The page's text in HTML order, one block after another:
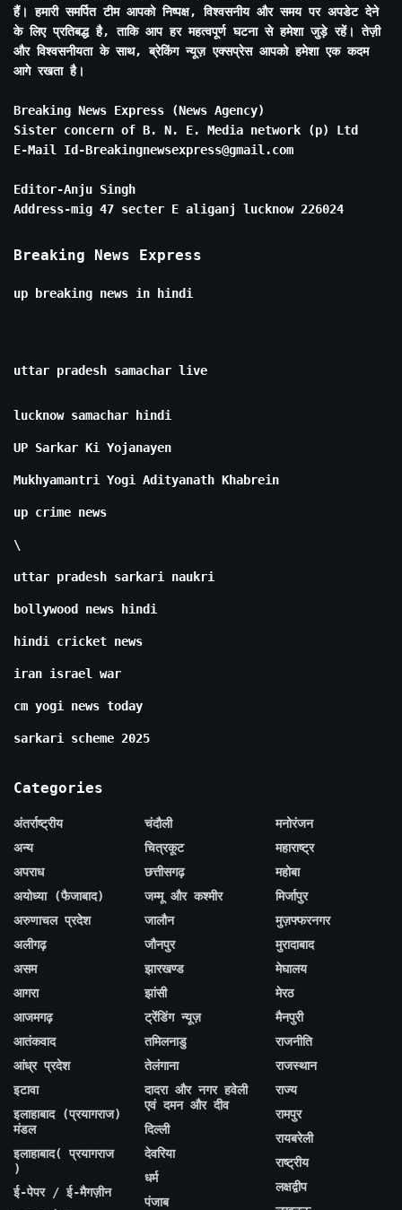
हैं। हमारी समर्पित टीम आपको निष्पक्ष, विश्वसनीय और समय पर अपडेट देने
के लिए प्रतिबद्ध है, ताकि आप हर महत्वपूर्ण घटना से हमेशा जुड़े रहें। तेज़ी
और विश्वसनीयता के साथ, ब्रेकिंग न्यूज़ एक्सप्रेस आपको हमेशा एक कदम
आगे रखता है।
Breaking News Express (News Agency)
Sister concern of B. N. E. Media network (p) Ltd
E-Mail Id-Breakingnewsexpress@gmail.com
Editor-Anju Singh
Address-mig 47 secter E aliganj lucknow 226024
Breaking News Express
up breaking news in hindi
uttar pradesh samachar live
lucknow samachar hindi
UP Sarkar Ki Yojanayen
Mukhyamantri Yogi Adityanath Khabrein
up crime news
\
uttar pradesh sarkari naukri
bollywood news hindi
hindi cricket news
iran israel war
cm yogi news today
sarkari scheme 2025
Categories
अंतर्राष्ट्रीय
अन्य
अपराध
अयोध्या (फैजाबाद)
अरुणाचल प्रदेश
अलीगढ़
असम
आगरा
आजमगढ़
आतंकवाद
आंध्र प्रदेश
इटावा
इलाहाबाद (प्रयागराज)
मंडल
इलाहाबाद( प्रयागराज
)
ई-पेपर / ई-मैगज़ीन
चंदौली
चित्रकूट
छत्तीसगढ़
जम्मू और कश्मीर
जालौन
जौनपुर
झारखण्ड
झांसी
ट्रेंडिंग न्यूज़
तमिलनाडु
तेलंगाना
दादरा और नगर हवेली
एवं दमन और दीव
दिल्ली
देवरिया
धर्म
पंजाब
मनोरंजन
महाराष्ट्र
महोबा
मिर्जापुर
मुज़फ्फरनगर
मुरादाबाद
मेघालय
मेरठ
मैनपुरी
राजनीति
राजस्थान
राज्य
रामपुर
रायबरेली
राष्ट्रीय
लक्षद्वीप